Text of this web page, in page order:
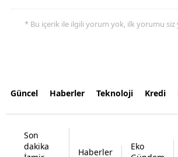
* Bu içerik ile ilgili yorum yok, ilk yorumu siz
Güncel Haberler Teknoloji Kredi
Son
dakika
Haberler
Eko